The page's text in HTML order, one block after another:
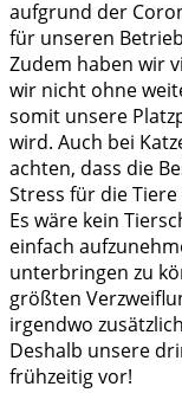
aufgrund der
für unseren
Zudem haben wir
wir nicht ohne
somit unsere
wird. Auch bei
achten, dass die
Stress für die
Es wäre kein
einfach
unterbringen zu
größten
irgendwo
Deshalb unsere
frühzeitig vor!